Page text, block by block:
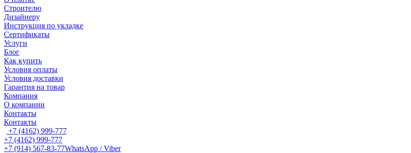
Строителю
Дизайнеру
Инструкция по укладке
Сертификаты
Услуги
Блог
Как купить
Условия оплаты
Условия доставки
Гарантия на товар
Компания
О компании
Контакты
Контакты
+7 (4162) 999-777
+7 (4162) 999-777
+7 (914) 567-83-77WhatsApp / Viber